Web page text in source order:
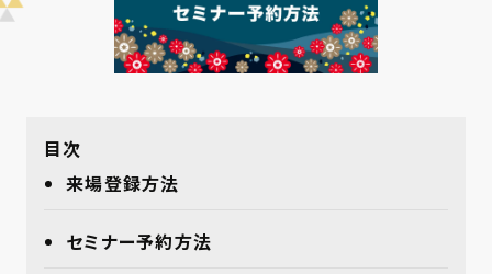
目次
来場登録方法
セミナー予約方法